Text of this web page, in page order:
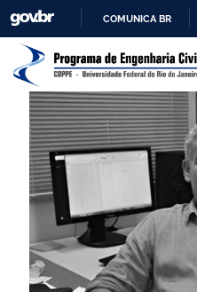
COMUNICA BR